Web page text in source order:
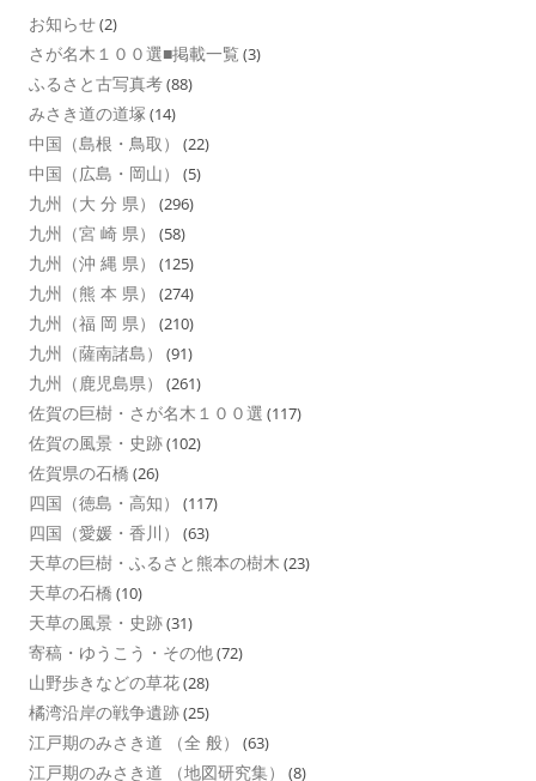
お知らせ(2)
さが名木１００選■掲載一覧 (3)
ふるさと古写真考(88)
みさき道の道塚 (14)
中国（島根・鳥取） (22)
中国（広島・岡山） (5)
九州（大 分 県） (296)
九州（宮 崎 県） (58)
九州（沖 縄 県） (125)
九州（熊 本 県） (274)
九州（福 岡 県） (210)
九州（薩南諸島） (91)
九州（鹿児島県） (261)
佐賀の巨樹・さが名木１００選 (117)
佐賀の風景・史跡(102)
佐賀県の石橋 (26)
四国（徳島・高知） (117)
四国（愛媛・香川） (63)
天草の巨樹・ふるさと熊本の樹木 (23)
天草の石橋 (10)
天草の風景・史跡(31)
寄稿・ゆうこう・その他(72)
山野歩きなどの草花(28)
橘湾沿岸の戦争遺跡(25)
江戸期のみさき道 （全 般） (63)
江戸期のみさき道 （地図研究集） (8)